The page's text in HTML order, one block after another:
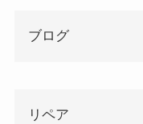
ブログ
リペア